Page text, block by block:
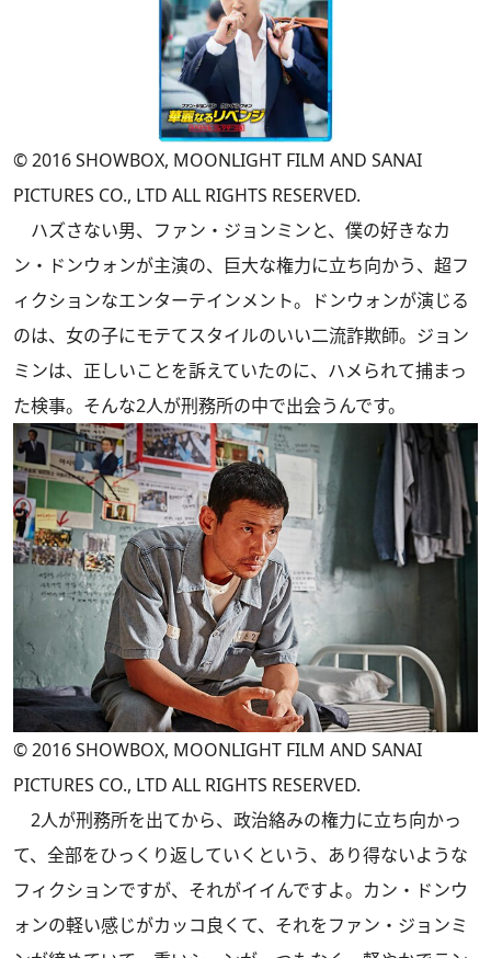
© 2016 SHOWBOX, MOONLIGHT FILM AND SANAI
PICTURES CO., LTD ALL RIGHTS RESERVED.
ハズさない男、ファン・ジョンミンと、僕の好きなカ
ン・ドンウォンが主演の、巨大な権力に立ち向かう、超フ
ィクションなエンターテインメント。ドンウォンが演じる
のは、女の子にモテてスタイルのいい二流詐欺師。ジョン
ミンは、正しいことを訴えていたのに、ハメられて捕まっ
た検事。そんな2人が刑務所の中で出会うんです。
© 2016 SHOWBOX, MOONLIGHT FILM AND SANAI
PICTURES CO., LTD ALL RIGHTS RESERVED.
2人が刑務所を出てから、政治絡みの権力に立ち向かっ
て、全部をひっくり返していくという、あり得ないような
フィクションですが、それがイイんですよ。カン・ドンウ
ォンの軽い感じがカッコ良くて、それをファン・ジョンミ